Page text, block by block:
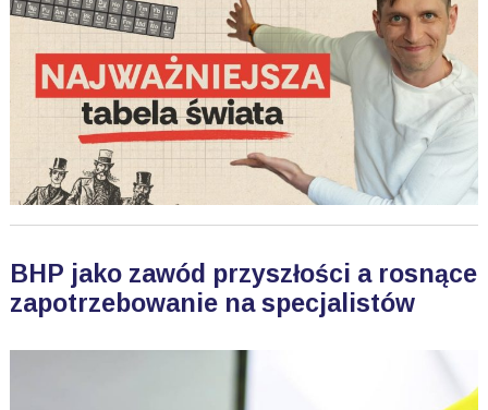
BHP jako zawód przyszłości a rosnące
zapotrzebowanie na specjalistów